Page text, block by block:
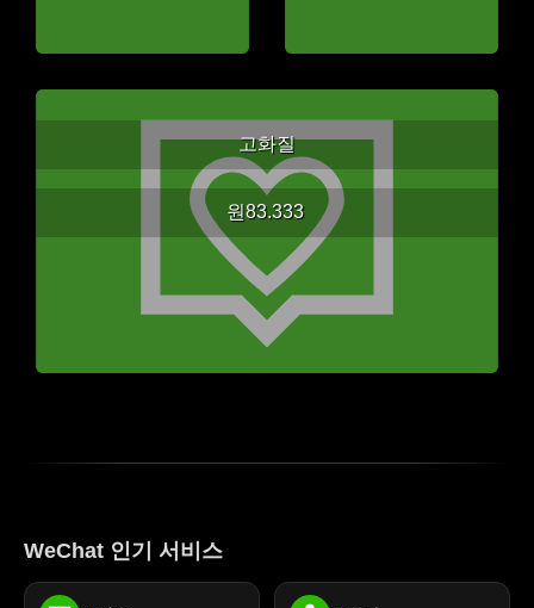
고화질
원83.333
WeChat 인기 서비스